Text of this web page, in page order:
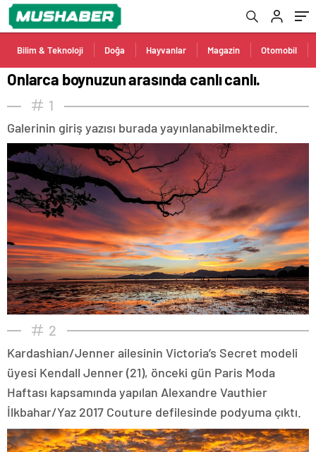
Bilim & Teknoloji Doğa Hayvanlar Magazin Otomobil
Onlarca boynuzun arasında canlı canlı.
1
Galerinin giriş yazısı burada yayınlanabilmektedir.
2
Kardashian/Jenner ailesinin Victoria’s Secret modeli
üyesi Kendall Jenner (21), önceki gün Paris Moda
Haftası kapsamında yapılan Alexandre Vauthier
İlkbahar/Yaz 2017 Couture defilesinde podyuma çıktı.